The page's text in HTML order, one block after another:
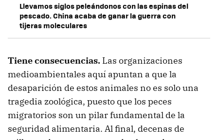
Llevamos siglos peleándonos con las espinas del
pescado. China acaba de ganar la guerra con
tijeras moleculares
Tiene consecuencias. Las organizaciones
medioambientales aquí apuntan a que la
desaparición de estos animales no es solo una
tragedia zoológica, puesto que los peces
migratorios son un pilar fundamental de la
seguridad alimentaria. Al final, decenas de